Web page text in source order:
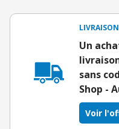
LIVRAISON
Un
sans
Shop -
Voir